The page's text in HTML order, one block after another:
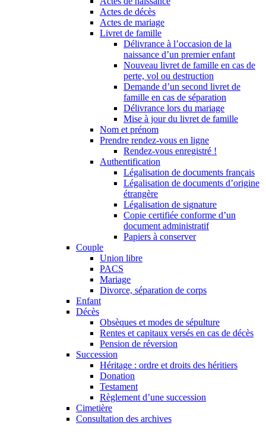
Actes de décès
Actes de mariage
Livret de famille
Délivrance à l’occasion de la
naissance d’un premier enfant
Nouveau livret de famille en cas de
perte, vol ou destruction
Demande d’un second livret de
famille en cas de séparation
Délivrance lors du mariage
Mise à jour du livret de famille
Nom et prénom
Prendre rendez-vous en ligne
Rendez-vous enregistré !
Authentification
Légalisation de documents français
Légalisation de documents d’origine
étrangère
Légalisation de signature
Copie certifiée conforme d’un
document administratif
Papiers à conserver
Couple
Union libre
PACS
Mariage
Divorce, séparation de corps
Enfant
Décès
Obsèques et modes de sépulture
Rentes et capitaux versés en cas de décès
Pension de réversion
Succession
Héritage : ordre et droits des héritiers
Donation
Testament
Règlement d’une succession
Cimetière
Consultation des archives